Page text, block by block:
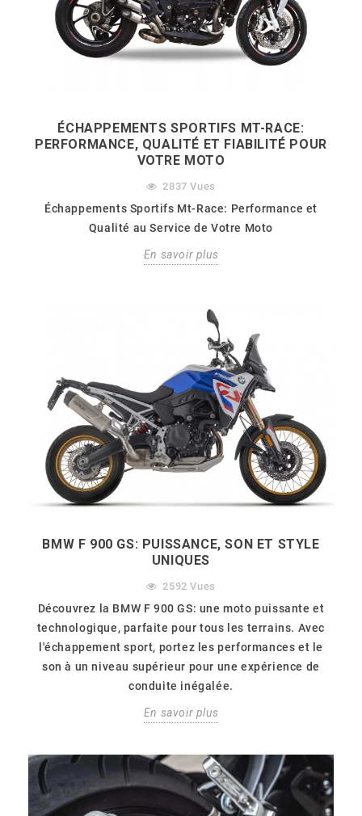
ÉCHAPPEMENTS SPORTIFS MT-RACE:
PERFORMANCE, QUALITÉ ET FIABILITÉ POUR
VOTRE MOTO
2837Vues
Échappements Sportifs Mt-Race: Performance et
Qualité au Service de Votre Moto
En savoir plus
BMW F 900 GS: PUISSANCE, SON ET STYLE
UNIQUES
2592Vues
Découvrez la BMW F 900 GS: une moto puissante et
technologique, parfaite pour tous les terrains. Avec
l'échappement sport, portez les performances et le
son à un niveau supérieur pour une expérience de
conduite inégalée.
En savoir plus